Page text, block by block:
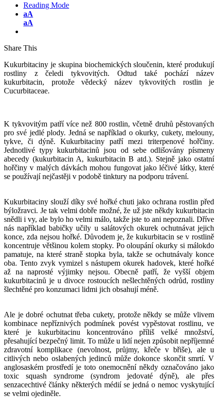
Reading Mode
aA
aA
Share This
Kukurbitaciny je skupina biochemických sloučenin, které produkují
rostliny z čeledi tykvovitých. Odtud také pochází název
kukurbitacin, protože vědecký název tykvovitých rostlin je
Cucurbitaceae.
K tykvovitým patří více než 800 rostlin, včetně druhů pěstovaných
pro své jedlé plody. Jedná se například o okurky, cukety, melouny,
tykve, či dýně. Kukurbitaciny patří mezi triterpenové hořčiny.
Jednotlivé typy kukurbitacinů jsou od sebe odlišovány písmeny
abecedy (kukurbitacin A, kukurbitacin B atd.). Stejně jako ostatní
hořčiny v malých dávkách mohou fungovat jako léčivé látky, které
se používají nejčastěji v podobě tinktury na podporu trávení.
Kukurbitaciny slouží díky své hořké chuti jako ochrana rostlin před
býložravci. Je tak velmi dobře možné, že už jste někdy kukurbitacin
snědli i vy, ale bylo ho velmi málo, takže jste to ani nepoznali. Dříve
nás například babičky učily u salátových okurek ochutnávat jejich
konce, zda nejsou hořké. Důvodem je, že kukurbitacin se v rostlině
koncentruje většinou kolem stopky. Po oloupání okurky si málokdo
pamatuje, na které straně stopka byla, takže se ochutnávaly konce
oba. Tento zvyk vymizel s nástupem okurek hadovek, které hořké
až na naprosté výjimky nejsou. Obecně patří, že vyšší objem
kukurbitacinů je u divoce rostoucích nešlechtěných odrůd, rostliny
šlechtěné pro konzumaci lidmi jich obsahují méně.
Ale je dobré ochutnat třeba cukety, protože někdy se může vlivem
kombinace nepříznivých podmínek povést vypěstovat rostlinu, ve
které je kukurbitacinu koncentrováno příliš velké množství,
přesahující bezpečný limit. To může u lidí nejen způsobit nepříjemné
zdravotní komplikace (nevolnost, průjmy, křeče v břiše), ale u
citlivých nebo oslabených jedinců může dokonce skončit smrtí. V
anglosaském prostředí je toto onemocnění někdy označováno jako
toxic squash syndrome (syndrom jedovaté dýně), ale přes
senzacechtivé články některých médií se jedná o nemoc vyskytující
se velmi ojediněle.